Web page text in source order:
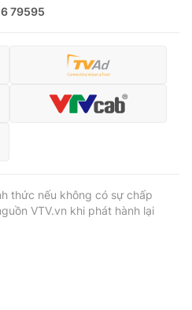
79595
thức nếu không có sự chấp
VTV.vn khi phát hành lại